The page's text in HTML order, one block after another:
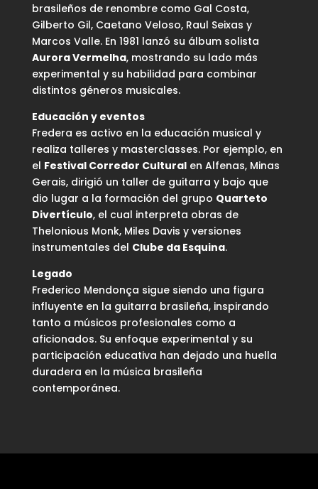
brasileños de renombre como Gal Costa,
Gilberto Gil, Caetano Veloso, Raul Seixas y
Marcos Valle. En 1981 lanzó su álbum solista
Aurora Vermelha, mostrando su lado más
experimental y su habilidad para combinar
distintos géneros musicales.
Educación y eventos
Fredera es activo en la educación musical y
realiza talleres y masterclasses. Por ejemplo, en
el Festival Corredor Culturalen Alfenas, Minas
Gerais, dirigió un taller de guitarra y bajo que
dio lugar a la formación del grupo Quarteto
Divertículo, el cual interpreta obras de
Thelonious Monk, Miles Davis y versiones
instrumentales del Clube da Esquina.
Legado
Frederico Mendonça sigue siendo una figura
influyente en la guitarra brasileña, inspirando
tanto a músicos profesionales como a
aficionados. Su enfoque experimental y su
participación educativa han dejado una huella
duradera en la música brasileña
contemporánea.